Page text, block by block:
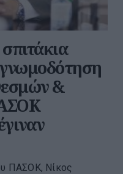
&
ΠΑΣΟΚ, Νίκος